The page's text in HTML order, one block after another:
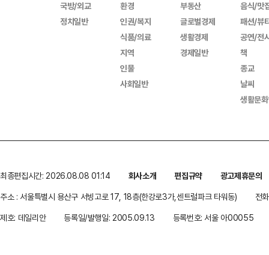
국방/외교
정치일반
환경
인권/복지
식품/의료
지역
인물
사회일반
부동산
글로벌경제
생활경제
경제일반
음식/맛
패션/뷰
공연/전
책
종교
날씨
생활문
최종편집시간: 2026.08.08 01:14 회사소개 편집규약
광고제휴문의
주소 : 서울특별시 용산구 서빙고로 17, 18층(한강로3가,센트럴파크 타워동)
전
제호: 데일리안
등록일/발행일: 2005.09.13 등록번호: 서울 아00055